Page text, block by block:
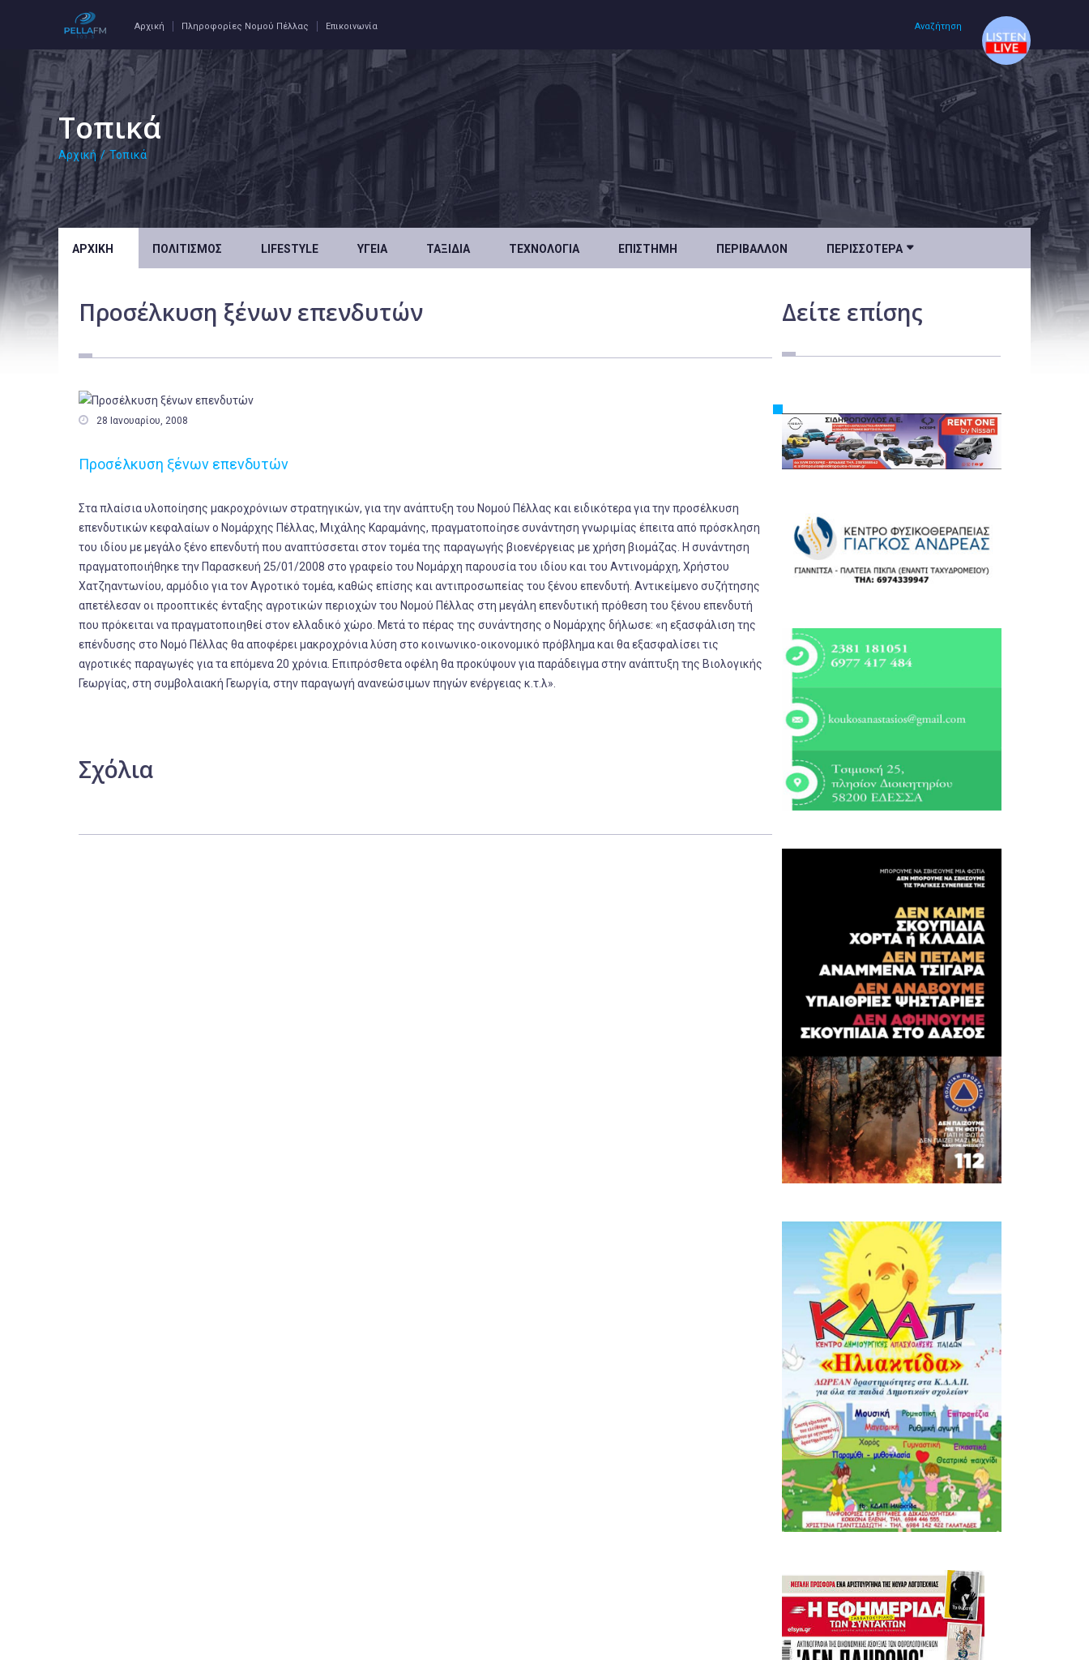
Αρχική Πληροφορίες Νομού Πέλλας Επικοινωνία Αναζήτηση
Τοπικά
Αρχική / Τοπικά
ΑΡΧΙΚΉ ΠΟΛΙΤΙΣΜΌΣ LIFESTYLE ΥΓΕΊΑ ΤΑΞΊΔΙΑ ΤΕΧΝΟΛΟΓΊΑ ΕΠΙΣΤΉΜΗ ΠΕΡΙΒΆΛΛΟΝ ΠΕΡΙΣΣΌΤΕΡΑ 
Προσέλκυση ξένων επενδυτών
 28 Ιανουαρίου, 2008
Προσέλκυση ξένων επενδυτών
Στα πλαίσια υλοποίησης μακροχρόνιων στρατηγικών, για την ανάπτυξη του Νομού Πέλλας και ειδικότερα για την προσέλκυση
επενδυτικών κεφαλαίων ο Νομάρχης Πέλλας, Μιχάλης Καραμάνης, πραγματοποίησε συνάντηση γνωριμίας έπειτα από πρόσκληση
του ιδίου με μεγάλο ξένο επενδυτή που αναπτύσσεται στον τομέα της παραγωγής βιοενέργειας με χρήση βιομάζας. Η συνάντηση
πραγματοποιήθηκε την Παρασκευή 25/01/2008 στο γραφείο του Νομάρχη παρουσία του ιδίου και του Αντινομάρχη, Χρήστου
Χατζηαντωνίου, αρμόδιο για τον Αγροτικό τομέα, καθώς επίσης και αντιπροσωπείας του ξένου επενδυτή. Αντικείμενο συζήτησης
απετέλεσαν οι προοπτικές ένταξης αγροτικών περιοχών του Νομού Πέλλας στη μεγάλη επενδυτική πρόθεση του ξένου επενδυτή
που πρόκειται να πραγματοποιηθεί στον ελλαδικό χώρο. Μετά το πέρας της συνάντησης ο Νομάρχης δήλωσε: «η εξασφάλιση της
επένδυσης στο Νομό Πέλλας θα αποφέρει μακροχρόνια λύση στο κοινωνικο-οικονομικό πρόβλημα και θα εξασφαλίσει τις
αγροτικές παραγωγές για τα επόμενα 20 χρόνια. Επιπρόσθετα οφέλη θα προκύψουν για παράδειγμα στην ανάπτυξη της Βιολογικής
Γεωργίας, στη συμβολαιακή Γεωργία, στην παραγωγή ανανεώσιμων πηγών ενέργειας κ.τ.λ».
Σχόλια
Δείτε επίσης
Αρχική
Πολιτισμός
Υγεία
Ταξίδια
Επιστήμη
Περιβάλλον
Κόσμος
Τοπικά
Πολιτική
Αθλητικά